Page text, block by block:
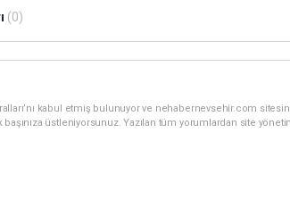
(0)
kabul etmiş bulunuyor ve nehabernevsehir.com
başınıza üstleniyorsunuz. Yazılan tüm yorumlardan site